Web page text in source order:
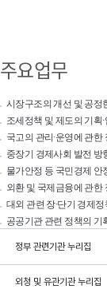
주요업무
시장구조의 개선 및 공정
조세정책 및 제도의 기획
국고의 관리·운영에 관한
중장기 경제사회 발전 방
물가안정 등 국민경제 안
외환 및 국제금융에 관한
대외 관련 장·단기 경제
공공기관 관련 정책의 기
정부 관련기관 누리집
외청 및 유관기관 누리집